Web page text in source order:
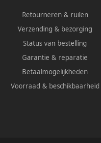
Retourneren & ruilen
Verzending & bezorging
Status van bestelling
Garantie & reparatie
Betaalmogelijkheden
Voorraad & beschikbaarheid